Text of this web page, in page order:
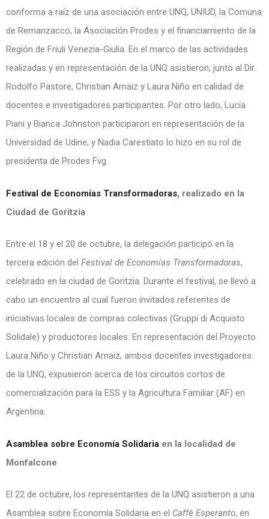
conforma a raíz de una asociación entre UNQ, UNIUD, la Comuna
de Remanzacco, la Asociación Prodes y el financiamiento de la
Región de Friuli Venezia-Giulia. En el marco de las actividades
realizadas y en representación de la UNQ asistieron, junto al Dir.
Rodolfo Pastore, Christian Arnaiz y Laura Niño en calidad de
docentes e investigadores participantes. Por otro lado, Lucia
Piani y Bianca Johnston participaron en representación de la
Universidad de Udine; y Nadia Carestiato lo hizo en su rol de
presidenta de Prodes Fvg.
Festival de Economías Transformadoras, realizado en la
Ciudad de Goritzia
Entre el 18 y el 20 de octubre, la delegación participó en la
tercera edición del Festival de Economías Transformadoras,
celebrado en la ciudad de Goritzia. Durante el festival, se llevó a
cabo un encuentro al cual fueron invitados referentes de
iniciativas locales de compras colectivas (Gruppi di Acquisto
Solidale) y productores locales. En representación del Proyecto
Laura Niño y Christian Arnaiz, ambos docentes investigadores
de la UNQ, expusieron acerca de los circuitos cortos de
comercialización para la ESS y la Agricultura Familiar (AF) en
Argentina.
Asamblea sobre Economía Solidaria en la localidad de
Monfalcone
El 22 de octubre, los representantes de la UNQ asistieron a una
Asamblea sobre Economía Solidaria en el Caffè Esperanto, en